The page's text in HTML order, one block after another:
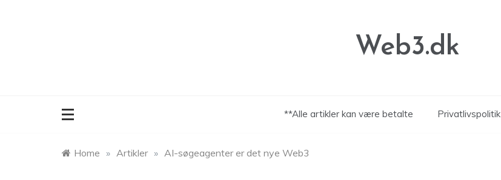
Web3.dk
**Alle artikler kan være betalte Privatlivspolitik
Home » Artikler » AI-søgeagenter er det nye Web3